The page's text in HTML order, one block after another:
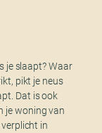
je slaapt? Waar
pikt je neus
Dat is ook
je woning van
in